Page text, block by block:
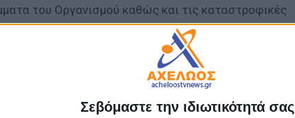
Σεβόμαστε την ιδιωτικότητά σας
του Οργανισμού καθώς και τις καταστροφικές